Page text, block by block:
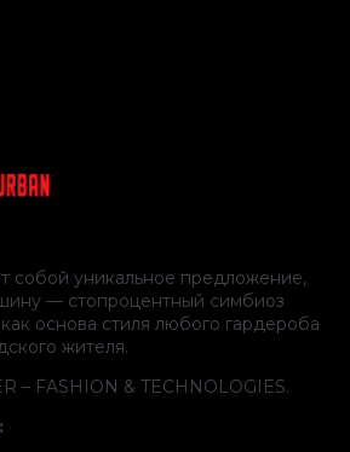
собой уникальное предложение,
— стопроцентный симбиоз
основа стиля любого гардероба
жителя.
– FASHION & TECHNOLOGIES.